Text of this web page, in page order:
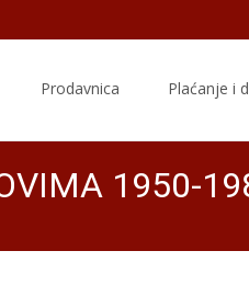
Prodavnica Plaćanje i
1950-